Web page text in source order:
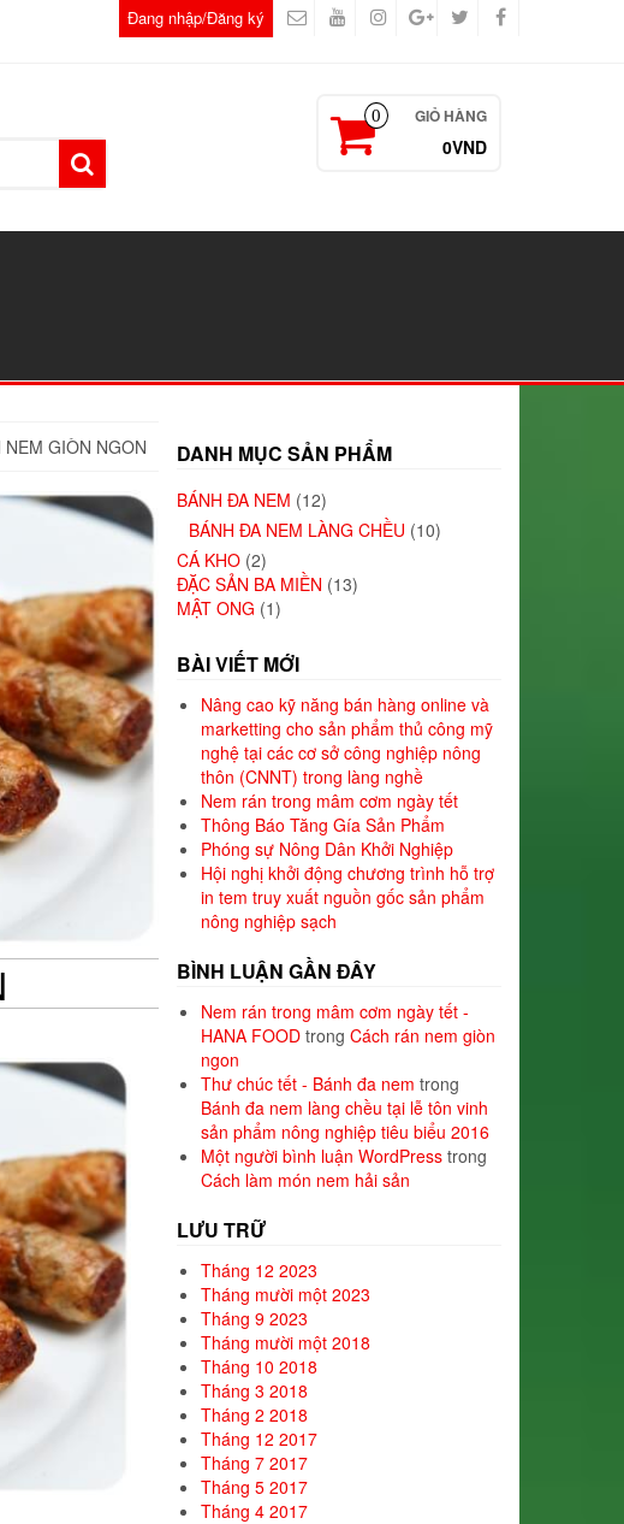
Đang nhập/Đăng ký
0 GIỎ HÀNG
0VND
NEM GIÒN NGON DANH MỤC SẢN PHẨM
BÁNH ĐA NEM (12)
BÁNH ĐA NEM LÀNG CHỀU (10)
CÁ KHO (2)
ĐẶC SẢN BA MIỀN (13)
MẬT ONG (1)
BÀI VIẾT MỚI
Nâng cao kỹ năng bán hàng online và
marketting cho sản phẩm thủ công mỹ
nghệ tại các cơ sở công nghiệp nông
thôn (CNNT) trong làng nghề
Nem rán trong mâm cơm ngày tết
Thông Báo Tăng Gía Sản Phẩm
Phóng sự Nông Dân Khởi Nghiệp
Hội nghị khởi động chương trình hỗ trợ
in tem truy xuất nguồn gốc sản phẩm
nông nghiệp sạch
BÌNH LUẬN GẦN ĐÂY
Nem rán trong mâm cơm ngày tết -
HANA FOOD trong Cách rán nem giòn
ngon
Thư chúc tết - Bánh đa nem trong
Bánh đa nem làng chều tại lễ tôn vinh
sản phẩm nông nghiệp tiêu biểu 2016
Một người bình luận WordPress trong
Cách làm món nem hải sản
LƯU TRỮ
Tháng 12 2023
Tháng mười một 2023
Tháng 9 2023
Tháng mười một 2018
Tháng 10 2018
Tháng 3 2018
Tháng 2 2018
Tháng 12 2017
Tháng 7 2017
Tháng 5 2017
Tháng 4 2017